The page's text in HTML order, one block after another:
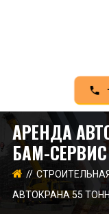
АРЕНДА
БАМ-
АВТОКРАНА 55